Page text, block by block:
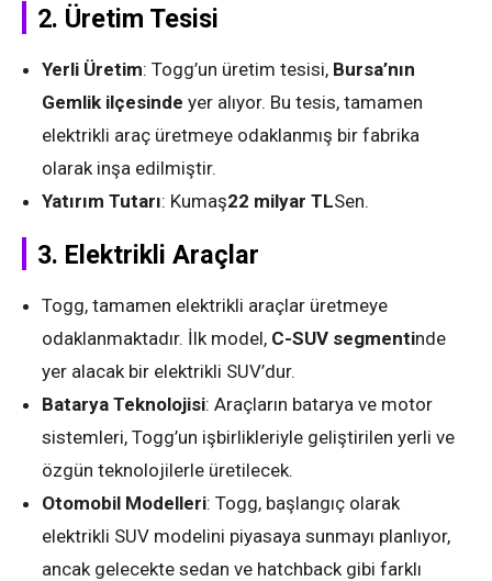
2. Üretim Tesisi
Yerli Üretim: Togg’un üretim tesisi, Bursa’nın
Gemlik ilçesinde yer alıyor. Bu tesis, tamamen
elektrikli araç üretmeye odaklanmış bir fabrika
olarak inşa edilmiştir.
Yatırım Tutarı: Kumaş22 milyar TLSen.
3. Elektrikli Araçlar
Togg, tamamen elektrikli araçlar üretmeye
odaklanmaktadır. İlk model, C-SUV segmentinde
yer alacak bir elektrikli SUV’dur.
Batarya Teknolojisi: Araçların batarya ve motor
sistemleri, Togg’un işbirlikleriyle geliştirilen yerli ve
özgün teknolojilerle üretilecek.
Otomobil Modelleri: Togg, başlangıç olarak
elektrikli SUV modelini piyasaya sunmayı planlıyor,
ancak gelecekte sedan ve hatchback gibi farklı